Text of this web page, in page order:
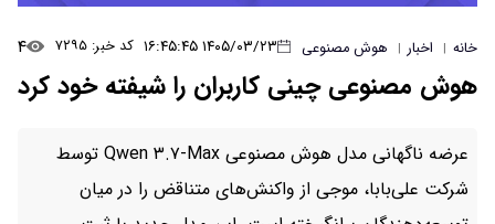
خانه | اخبار | هوش مصنوعی ۱۴۰۵/۰۳/۲۳ ۱۶:۴۵:۴۵ کد خبر: ۷۲۹۵ ۴
هوش مصنوعی چینی کاربران را شیفته خود کرد
عرضه ناگهانی مدل هوش مصنوعی Qwen ۳.۷-Max توسط
شرکت علی‌بابا، موجی از واکنش‌های متناقض را در میان